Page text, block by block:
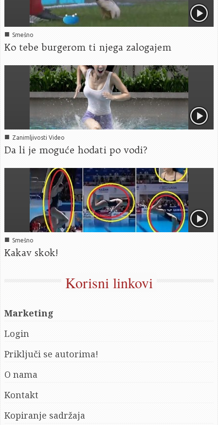
■ Smešno
Ko tebe burgerom ti njega zalogajem
■ Zanimljivosti Video
Da li je moguće hodati po vodi?
■ Smešno
Kakav skok!
Korisni linkovi
Marketing
Login
Priključi se autorima!
O nama
Kontakt
Kopiranje sadržaja